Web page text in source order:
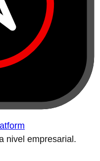
nivel empresarial.